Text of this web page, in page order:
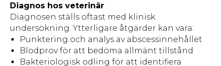
Diagnos hos veterinär
Diagnosen ställs oftast med klinisk
undersökning. Ytterligare åtgärder kan vara:
Punktering och analys av abscessinnehållet
Blodprov för att bedöma allmänt tillstånd
Bakteriologisk odling för att identifiera